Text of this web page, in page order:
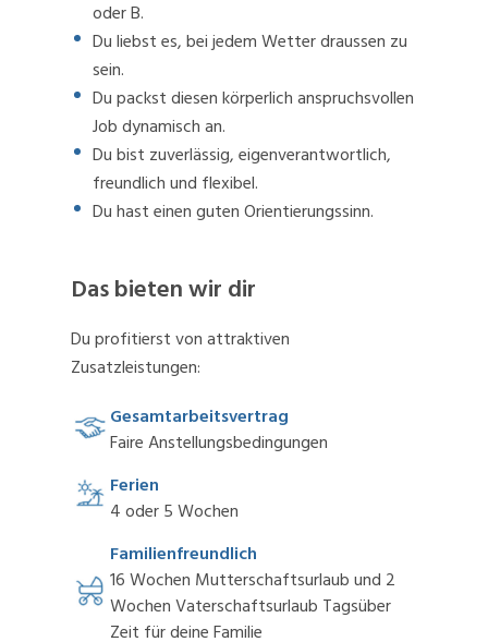
oder B.
Du liebst es, bei jedem Wetter draussen zu
sein.
Du packst diesen körperlich anspruchsvollen
Job dynamisch an.
Du bist zuverlässig, eigenverantwortlich,
freundlich und flexibel.
Du hast einen guten Orientierungssinn.
Das bieten wir dir
Du profitierst von attraktiven
Zusatzleistungen:
Gesamtarbeitsvertrag
Faire Anstellungsbedingungen
Ferien
4 oder 5 Wochen
Familienfreundlich
16 Wochen Mutterschaftsurlaub und 2
Wochen Vaterschaftsurlaub Tagsüber
Zeit für deine Familie